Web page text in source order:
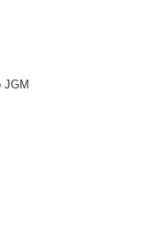
JGM